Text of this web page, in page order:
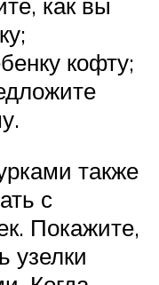
кофту;
также
с
Покажите,
узелки